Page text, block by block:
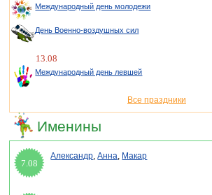
Международный день молодежи
День Военно-воздушных сил
13.08
Международный день левшей
Все праздники
Именины
7.08
Александр,Анна, Макар